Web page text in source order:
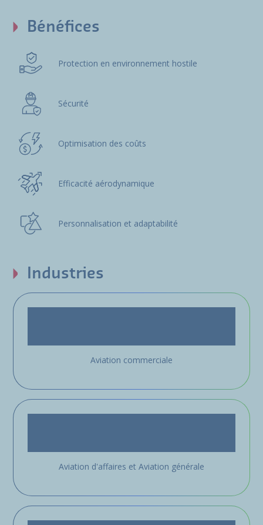
Bénéfices
Protection en environnement hostile
Sécurité
Optimisation des coûts
Efficacité aérodynamique
Personnalisation et adaptabilité
Industries
Aviation commerciale
Aviation d'affaires et Aviation générale